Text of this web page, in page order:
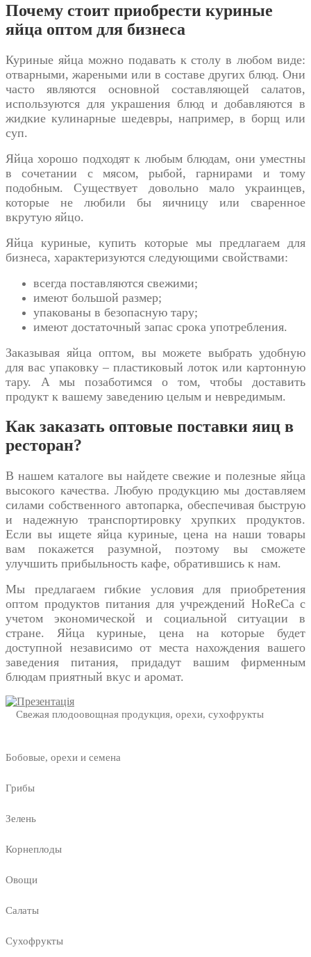
Почему стоит приобрести куриные
яйца оптом для бизнеса
Куриные яйца можно подавать к столу в любом виде:
отварными, жареными или в составе других блюд. Они
часто являются основной составляющей салатов,
используются для украшения блюд и добавляются в
жидкие кулинарные шедевры, например, в борщ или
суп.
Яйца хорошо подходят к любым блюдам, они уместны
в сочетании с мясом, рыбой, гарнирами и тому
подобным. Существует довольно мало украинцев,
которые не любили бы яичницу или сваренное
вкрутую яйцо.
Яйца куриные, купить которые мы предлагаем для
бизнеса, характеризуются следующими свойствами:
всегда поставляются свежими;
имеют большой размер;
упакованы в безопасную тару;
имеют достаточный запас срока употребления.
Заказывая яйца оптом, вы можете выбрать удобную
для вас упаковку – пластиковый лоток или картонную
тару. А мы позаботимся о том, чтобы доставить
продукт к вашему заведению целым и невредимым.
Как заказать оптовые поставки яиц в
ресторан?
В нашем каталоге вы найдете свежие и полезные яйца
высокого качества. Любую продукцию мы доставляем
силами собственного автопарка, обеспечивая быструю
и надежную транспортировку хрупких продуктов.
Если вы ищете яйца куриные, цена на наши товары
вам покажется разумной, поэтому вы сможете
улучшить прибыльность кафе, обратившись к нам.
Мы предлагаем гибкие условия для приобретения
оптом продуктов питания для учреждений HoReCa с
учетом экономической и социальной ситуации в
стране. Яйца куриные, цена на которые будет
доступной независимо от места нахождения вашего
заведения питания, придадут вашим фирменным
блюдам приятный вкус и аромат.
Свежая плодоовощная продукция, орехи, сухофрукты
Бобовые, орехи и семена
Грибы
Зелень
Корнеплоды
Овощи
Салаты
Сухофрукты